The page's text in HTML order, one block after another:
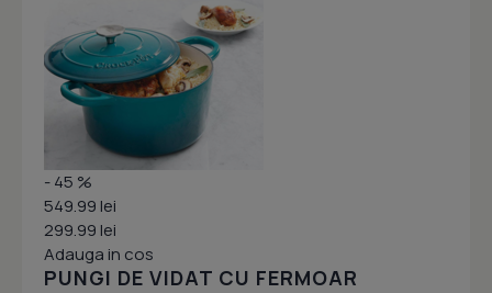
- 45 %
549.99 lei
299.99 lei
Adauga in cos
PUNGI DE VIDAT CU FERMOAR